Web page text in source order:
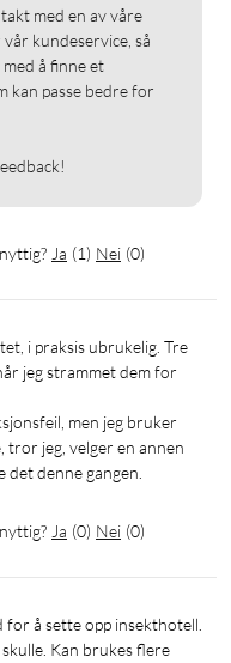
med en av våre
kundeservice, så
å finne et
kan passe bedre for
Ja (1) Nei (0)
jeg strammet dem for
men jeg bruker
tror jeg, velger en annen
Ja (0) Nei (0)
Kan brukes flere